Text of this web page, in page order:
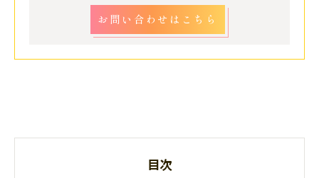
お問い合わせはこちら
目次